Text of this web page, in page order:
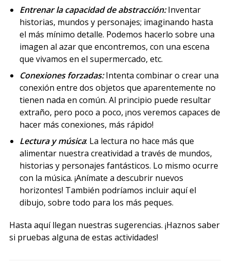
Entrenar la capacidad de abstracción:Inventar
historias, mundos y personajes; imaginando hasta
el más mínimo detalle. Podemos hacerlo sobre una
imagen al azar que encontremos, con una escena
que vivamos en el supermercado, etc.
Conexiones forzadas:Intenta combinar o crear una
conexión entre dos objetos que aparentemente no
tienen nada en común. Al principio puede resultar
extraño, pero poco a poco, ¡nos veremos capaces de
hacer más conexiones, más rápido!
Lectura y música: La lectura no hace más que
alimentar nuestra creatividad a través de mundos,
historias y personajes fantásticos. Lo mismo ocurre
con la música. ¡Anímate a descubrir nuevos
horizontes! También podríamos incluir aquí el
dibujo, sobre todo para los más peques.
Hasta aquí llegan nuestras sugerencias. ¡Haznos saber
si pruebas alguna de estas actividades!